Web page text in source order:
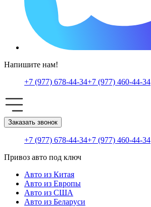
Напишите нам!
+7 (977) 678-44-34+7 (977) 460-44-34
Заказать звонок
+7 (977) 678-44-34+7 (977) 460-44-34
Привоз авто под ключ
Авто из Китая
Авто из Европы
Авто из США
Авто из Беларуси